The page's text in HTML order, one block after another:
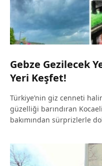
Gebze Gezilecek
Yeri Keşfet!
Türkiye’nin giz cenneti
güzelliği barındıran
bakımından sürprizlerle